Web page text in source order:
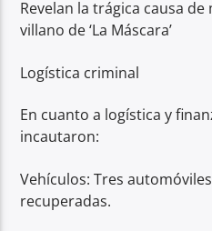
Revelan la trágica causa
villano de ‘La Máscara’
Logística criminal
En cuanto a logística y
incautaron:
Vehículos: Tres
recuperadas.